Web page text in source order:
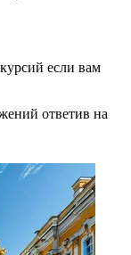
если вам
ответив на